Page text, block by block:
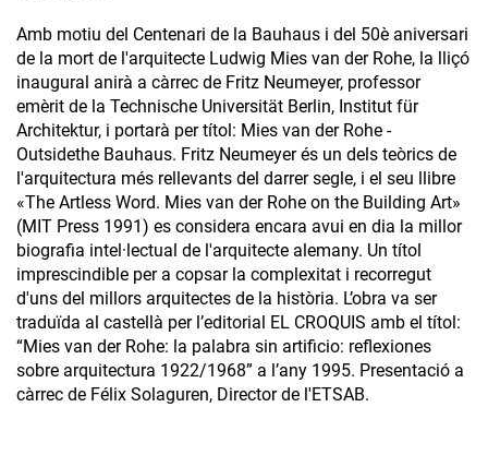
Amb motiu del Centenari de la Bauhaus i del 50è aniversari
de la mort de l'arquitecte Ludwig Mies van der Rohe, la lliçó
inaugural anirà a càrrec de Fritz Neumeyer, professor
emèrit de la Technische Universität Berlin, Institut für
Architektur, i portarà per títol: Mies van der Rohe -
Outsidethe Bauhaus. Fritz Neumeyer és un dels teòrics de
l'arquitectura més rellevants del darrer segle, i el seu llibre
«The Artless Word. Mies van der Rohe on the Building Art»
(MIT Press 1991) es considera encara avui en dia la millor
biografia intel·lectual de l'arquitecte alemany. Un títol
imprescindible per a copsar la complexitat i recorregut
d'uns del millors arquitectes de la història. L’obra va ser
traduïda al castellà per l’editorial EL CROQUIS amb el títol:
“Mies van der Rohe: la palabra sin artificio: reflexiones
sobre arquitectura 1922/1968” a l’any 1995. Presentació a
càrrec de Félix Solaguren, Director de l'ETSAB.